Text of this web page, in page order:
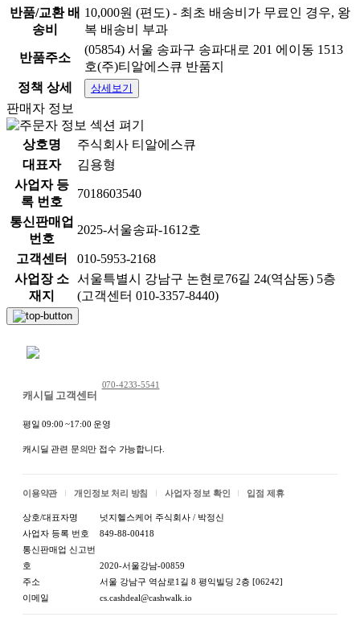
✔ 100% 국내산 통밀을 발아시켜
껍질 그대로를 사용하여
섬유질과 밀눈이 살아있는 건강한 빵
✔ 속이 편안한 통밀 천연 발효빵
✔ 콜레스테롤 0% 건강한 섭취
✔ 혈당 조절 및 장 건강 증진
✔ 소화기능 개선, 유익균 증식
건강한 통밀빵 드세요^^
반품/교환 배
송비
10,000원 (편도) - 최초 배송비가 무료인 경우, 왕
복 배송비 부과
반품주소
(05854) 서울 송파구 송파대로 201 에이동 1513
호(주)티알에스큐 반품지
정책 상세
상세보기
판매자 정보
상호명
주식회사 티알에스큐
대표자
김용형
사업자 등
록 번호
7018603540
통신판매업
번호
2025-서울송파-1612호
고객센터
010-5953-2168
사업장 소
재지
서울특별시 강남구 논현로76길 24(역삼동) 5층
(고객센터 010-3357-8440)
캐시딜 고객센터
070-4233-5541
평일 09:00 ~17:00 운영
캐시딜 관련 문의만 접수 가능합니다.
이용약관 개인정보 처리 방침 사업자 정보 확인 입점 제휴
상호/대표자명
넛지헬스케어 주식회사 / 박정신
사업자 등록 번호
849-88-00418
통신판매업 신고번
호
2020-서울강남-00859
주소
서울 강남구 역삼로1길 8 평익빌딩 2층 [06242]
이메일
cs.cashdeal@cashwalk.io